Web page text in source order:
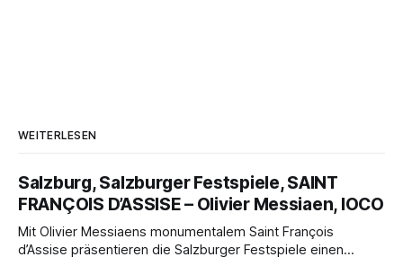
WEITERLESEN
Salzburg, Salzburger Festspiele, SAINT
FRANÇOIS D’ASSISE – Olivier Messiaen, IOCO
Mit Olivier Messiaens monumentalem Saint François
d’Assise präsentieren die Salzburger Festspiele einen